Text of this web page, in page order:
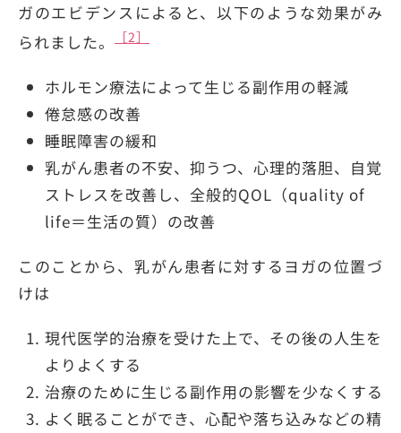
ガのエビデンスによると、以下のような効果がみ
られました。
［2］
ホルモン療法によって生じる副作用の軽減
倦怠感の改善
睡眠障害の緩和
乳がん患者の不安、抑うつ、心理的落胆、自覚
ストレスを改善し、全般的QOL（quality of
life＝生活の質）の改善
このことから、乳がん患者に対するヨガの位置づ
けは
現代医学的治療を受けた上で、その後の人生を
よりよくする
治療のために生じる副作用の影響を少なくする
よく眠ることができ、心配や落ち込みなどの精